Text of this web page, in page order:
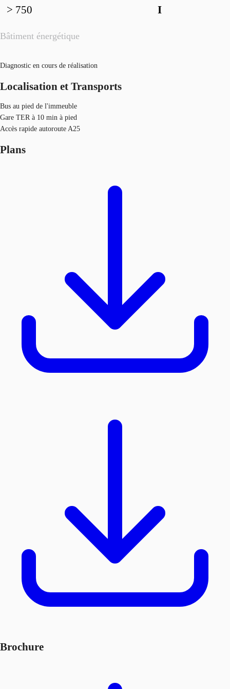
Bâtiment énergétique
I
> 750
Diagnostic en cours de réalisation
Localisation et Transports
Bus au pied de l'immeuble
Gare TER à 10 min à pied
Accès rapide autoroute A25
Plans
Brochure